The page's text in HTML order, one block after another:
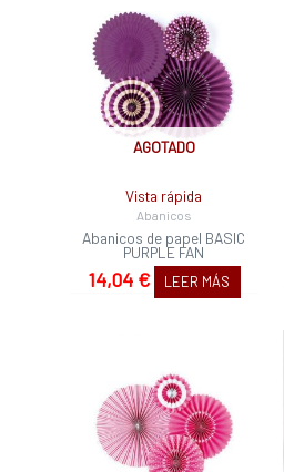
AGOTADO
Vista rápida
Abanicos
Abanicos de papel BASIC
PURPLE FAN
14,04 € LEER MÁS